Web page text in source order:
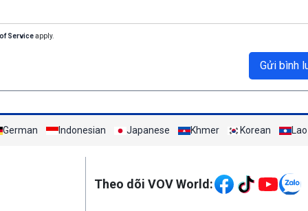
Serviceapply.
Gửi bình
German Indonesian Japanese Khmer Korean Lao
Theo dõi VOV World: